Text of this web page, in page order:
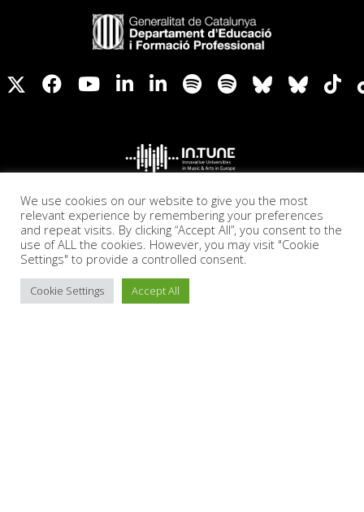
We use cookies on our website to give you the most
relevant experience by remembering your preferences
and repeat visits. By clicking “Accept All”, you consent to the
use of ALL the cookies. However, you may visit "Cookie
Settings" to provide a controlled consent.
Cookie Settings Accept All